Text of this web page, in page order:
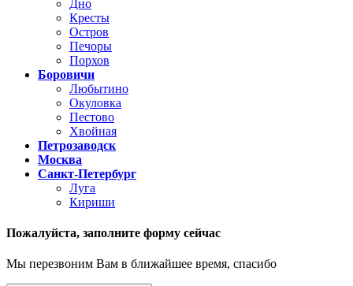
Дно
Кресты
Остров
Печоры
Порхов
Боровичи
Любытино
Окуловка
Пестово
Хвойная
Петрозаводск
Москва
Санкт-Петербург
Луга
Кириши
Пожалуйста, заполните форму сейчас
Мы перезвоним Вам в ближайшее время, спасибо